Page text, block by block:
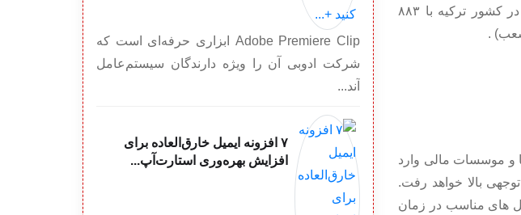
• پیاده سازی سیستم مانیتورینگ در شرکت Anadolu Sigorta (شرکت بیمه گذاری بزرگ در کشور ترکیه با ۸۸۳
و موسسات مالی وارد
بالا خواهد رفت.
های مناسب در زمان
Adobe Premiere Clip ابزاری حرفه‌ای است که
شرکت ادوبی آن را ویژه دارندگان سیستم‌عامل
آند...
۷ افزونه ایمیل خارق‌العاده برای
افزایش بهره‌وری استارت‌آپ...